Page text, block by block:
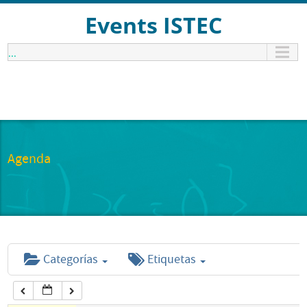
Events ISTEC
...
Agenda
Categorías Etiquetas
1:00 am
6:00 am
7:00 am